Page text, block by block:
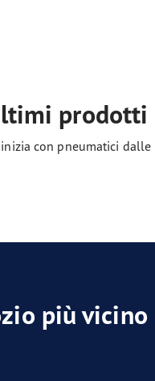
prodotti
con pneumatici
più vicino